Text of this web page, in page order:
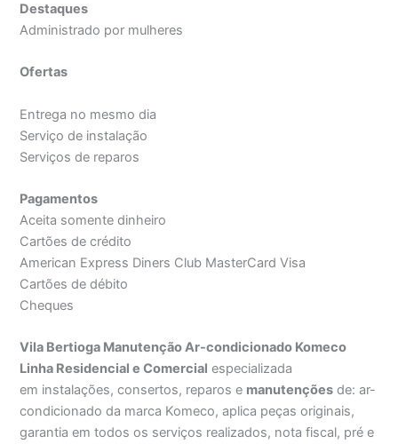
Destaques
Administrado por mulheres
Ofertas
Entrega no mesmo dia
Serviço de instalação
Serviços de reparos
Pagamentos
Aceita somente dinheiro
Cartões de crédito
American Express Diners Club MasterCard Visa
Cartões de débito
Cheques
Vila Bertioga Manutenção Ar-condicionado Komeco
Linha Residencial e Comercial especializada
em instalações, consertos, reparos e manutenções de: ar-
condicionado da marca Komeco, aplica peças originais,
garantia em todos os serviços realizados, nota fiscal, pré e